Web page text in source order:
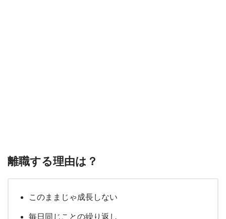
離職する理由は？
このままじゃ成長しない
毎日同じことの繰り返し